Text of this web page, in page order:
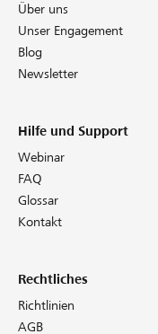
Über uns
Unser Engagement
Blog
Newsletter
Hilfe und Support
Webinar
FAQ
Glossar
Kontakt
Rechtliches
Richtlinien
AGB